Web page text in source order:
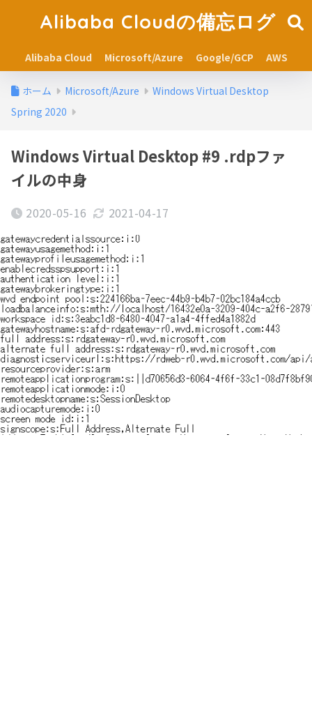
Alibaba Cloudの備忘ログ
Alibaba Cloud Microsoft/Azure Google/GCP AWS
ホーム Microsoft/Azure
Windows Virtual Desktop
Spring 2020
Windows Virtual Desktop #9 .rdpファ
イルの中身
2020-05-16 2021-04-17